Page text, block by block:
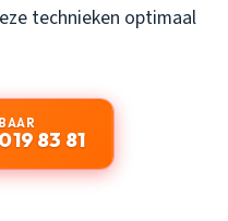
technieken optimaal
83 81